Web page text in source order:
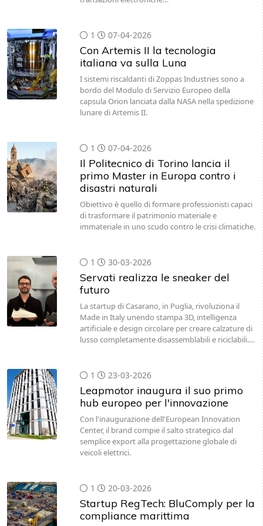
1 07-04-2026
Con Artemis II la tecnologia
italiana va sulla Luna
I sistemi riscaldanti di Zoppas Industries sono a
bordo del Modulo di Servizio Europeo della
capsula Orion lanciata dalla NASA nella spedizione
lunare di Artemis II.
1 07-04-2026
Il Politecnico di Torino lancia il
primo Master in Europa contro i
disastri naturali
Obiettivo è quello di formare professionisti capaci
di trasformare il patrimonio materiale e
immateriale in uno scudo contro le crisi climatiche.
1 30-03-2026
Servati realizza le sneaker del
futuro
La startup di Casarano, in Puglia, rivoluziona il
Made in Italy unendo stampa 3D, intelligenza
artificiale e design circolare per creare calzature di
lusso completamente disassemblabili e riciclabili.…
1 23-03-2026
Leapmotor inaugura il suo primo
hub europeo per l'innovazione
Con l'inaugurazione dell'European Innovation
Center, il brand compie il salto strategico dal
semplice export alla progettazione globale di
veicoli elettrici.
1 20-03-2026
Startup RegTech: BluComply per la
compliance marittima